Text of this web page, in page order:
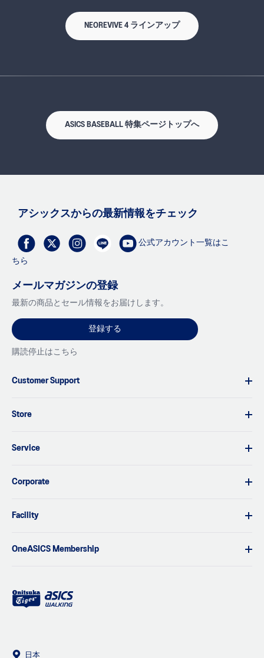
NEOREVIVE 4 ラインアップ
ASICS BASEBALL 特集ページトップへ
アシックスからの最新情報をチェック
公式アカウント一覧はこ
ちら
メールマガジンの登録
最新の商品とセール情報をお届けします。
登録する
購読停止はこちら
Customer Support
Store
Service
Corporate
Facility
OneASICS Membership
日本